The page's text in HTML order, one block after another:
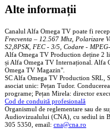
Alte informații
Canalul Alfa Omega TV poate fi
Frecventa – 12.567 Mhz, Polarizare
S2,8PSK, FEC - 3/5, Codare -
Alfa Omega TV Production deține 2
și Alfa Omega TV Internațional. Alfa
Omega TV Magazin".
SC Alfa Omega TV Production SRL,
asociat unic: Pețan Tudor.
programe; Pețan Mirela: director
Cod de conduită profesională
Organismul de reglementare sau de
Audiovizualului (CNA), cu sediul in
305 5350, email: cna@cna.ro